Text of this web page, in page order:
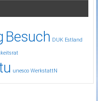
Besuch DUK Estland
unesco WerkstattN